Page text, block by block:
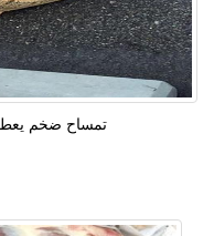
تمساح ضخم